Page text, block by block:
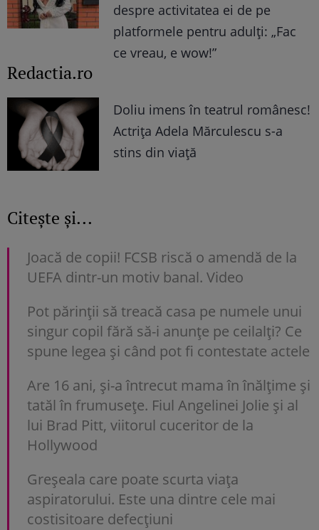
despre activitatea ei de pe
platformele pentru adulți: „Fac
ce vreau, e wow!”
Redactia.ro
Doliu imens în teatrul românesc!
Actrița Adela Mărculescu s-a
stins din viață
Citește și...
Joacă de copii! FCSB riscă o amendă de la
UEFA dintr-un motiv banal. Video
Pot părinții să treacă casa pe numele unui
singur copil fără să-i anunțe pe ceilalți? Ce
spune legea și când pot fi contestate actele
Are 16 ani, și-a întrecut mama în înălțime și
tatăl în frumusețe. Fiul Angelinei Jolie și al
lui Brad Pitt, viitorul cuceritor de la
Hollywood
Greșeala care poate scurta viața
aspiratorului. Este una dintre cele mai
costisitoare defecțiuni